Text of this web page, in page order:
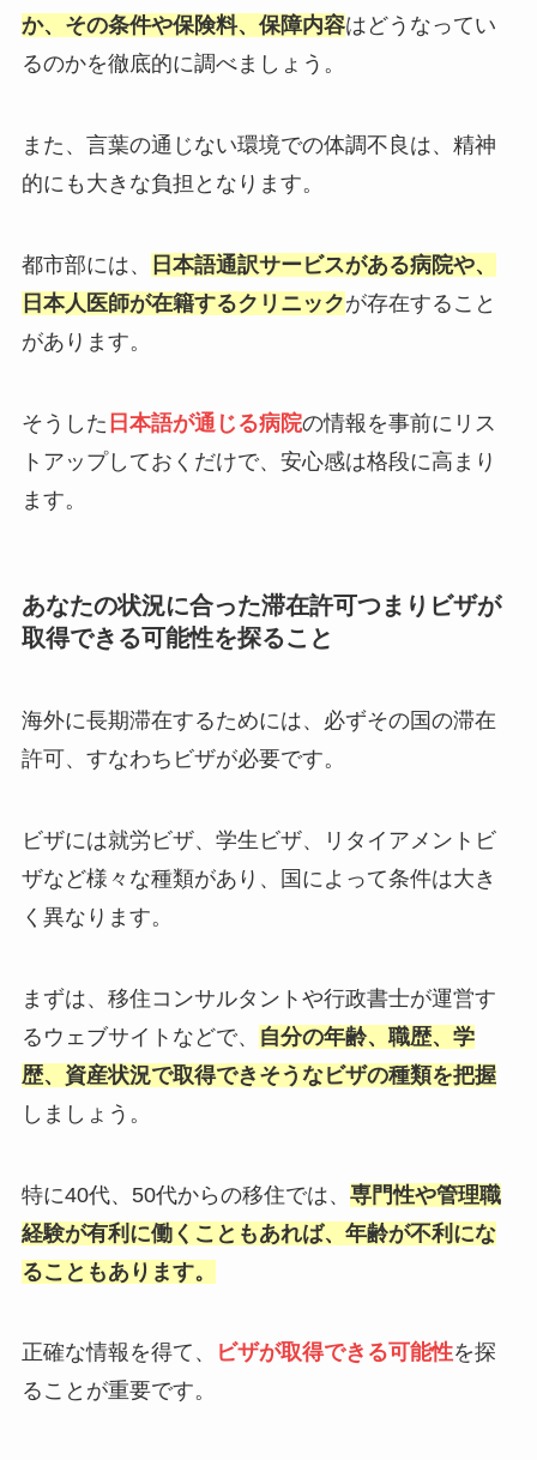
か、その条件や保険料、保障内容はどうなってい
るのかを徹底的に調べましょう。
また、言葉の通じない環境での体調不良は、精神
的にも大きな負担となります。
都市部には、
日本語通訳サービスがある病院や、
日本人医師が在籍するクリニックが存在すること
があります。
そうした 日本語が通じる病院の情報を事前にリス
トアップしておくだけで、安心感は格段に高まり
ます。
あなたの状況に合った滞在許可つまりビザが
取得できる可能性を探ること
海外に長期滞在するためには、必ずその国の滞在
許可、すなわちビザが必要です。
ビザには就労ビザ、学生ビザ、リタイアメントビ
ザなど様々な種類があり、国によって条件は大き
く異なります。
まずは、移住コンサルタントや行政書士が運営す
るウェブサイトなどで、
自分の年齢、職歴、学
歴、資産状況で取得できそうなビザの種類を把握
しましょう。
特に40代、50代からの移住では、 専門性や管理職
経験が有利に働くこともあれば、年齢が不利にな
ることもあります。
正確な情報を得て、 ビザが取得できる可能性を探
ることが重要です。